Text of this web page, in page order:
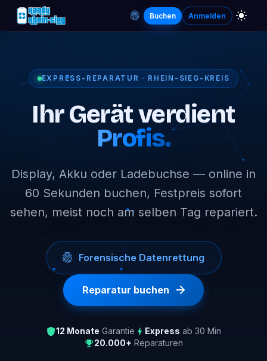
Buchen Anmelden
EXPRESS-REPARATUR · RHEIN-SIEG-KREIS
Ihr Gerät verdient
Profis.
Display, Akku oder Ladebuchse — online in
60 Sekunden buchen, Festpreis sofort
sehen, meist noch am selben Tag repariert.
Forensische Datenrettung
Reparatur buchen
12 Monate Garantie Express ab 30 Min
20.000+ Reparaturen